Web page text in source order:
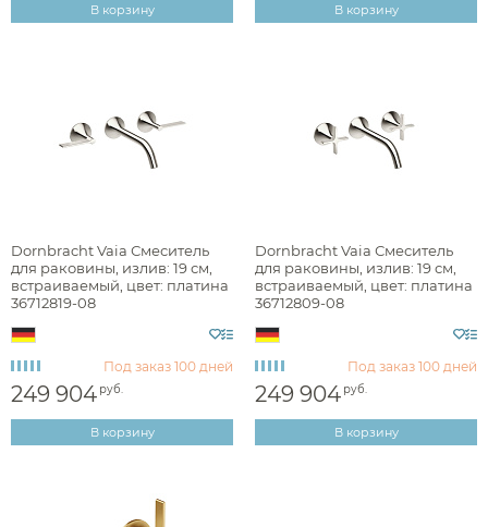
В корзину В корзину
Dornbracht Vaia Смеситель
для раковины, излив: 19 см,
встраиваемый, цвет: платина
36712819-08
Под заказ 100 дней
249 904 руб.
В корзину
Dornbracht Vaia Смеситель
для раковины, излив: 19 см,
встраиваемый, цвет: платина
36712809-08
Под заказ 100 дней
249 904 руб.
В корзину